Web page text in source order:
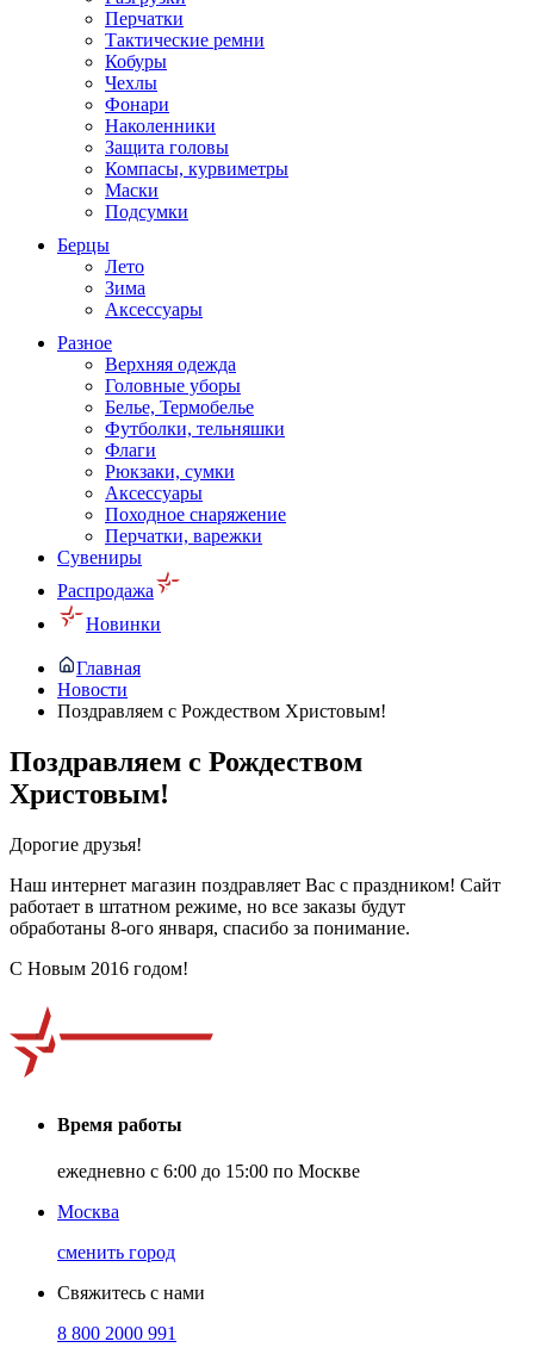
Перчатки
Тактические ремни
Кобуры
Чехлы
Фонари
Наколенники
Защита головы
Компасы, курвиметры
Маски
Подсумки
Берцы
Лето
Зима
Аксессуары
Разное
Верхняя одежда
Головные уборы
Белье, Термобелье
Футболки, тельняшки
Флаги
Рюкзаки, сумки
Аксессуары
Походное снаряжение
Перчатки, варежки
Сувениры
Распродажа
Новинки
Главная
Новости
Поздравляем с Рождеством Христовым!
Поздравляем с Рождеством
Христовым!
Дорогие друзья!
Наш интернет магазин поздравляет Вас с праздником! Сайт
работает в штатном режиме, но все заказы будут
обработаны 8-ого января, спасибо за понимание.
С Новым 2016 годом!
Время работы
ежедневно с 6:00 до 15:00 по Москве
Москва
сменить город
Свяжитесь с нами
8 800 2000 991